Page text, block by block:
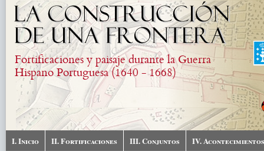
Skip to main content
Fortificaciones y paisaje durante la Guerra
Hispano Portuguesa (1640 - 1668)
I. Inicio II. Fortificaciones III. Conjuntos IV. Acontecimientos